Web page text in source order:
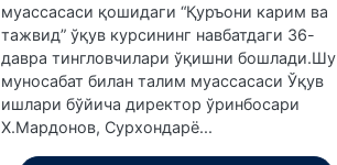
муассасаси қошидаги “Қуръони карим ва
тажвид” ўқув курсининг навбатдаги 36-
давра тингловчилари ўқишни бошлади.Шу
муносабат билан талим муассасаси Ўқув
ишлари бўйича директор ўринбосари
Х.Мардонов, Сурхондарё...